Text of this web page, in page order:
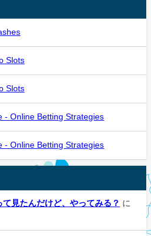
Slots
Slots
- Online Betting Strategies
- Online Betting Strategies
見たんだけど、やってみる？ に